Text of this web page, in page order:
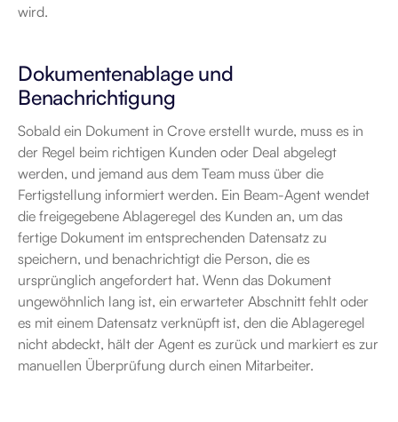
wird.
Dokumentenablage und
Benachrichtigung
Sobald ein Dokument in Crove erstellt wurde, muss es in
der Regel beim richtigen Kunden oder Deal abgelegt
werden, und jemand aus dem Team muss über die
Fertigstellung informiert werden. Ein Beam-Agent wendet
die freigegebene Ablageregel des Kunden an, um das
fertige Dokument im entsprechenden Datensatz zu
speichern, und benachrichtigt die Person, die es
ursprünglich angefordert hat. Wenn das Dokument
ungewöhnlich lang ist, ein erwarteter Abschnitt fehlt oder
es mit einem Datensatz verknüpft ist, den die Ablageregel
nicht abdeckt, hält der Agent es zurück und markiert es zur
manuellen Überprüfung durch einen Mitarbeiter.